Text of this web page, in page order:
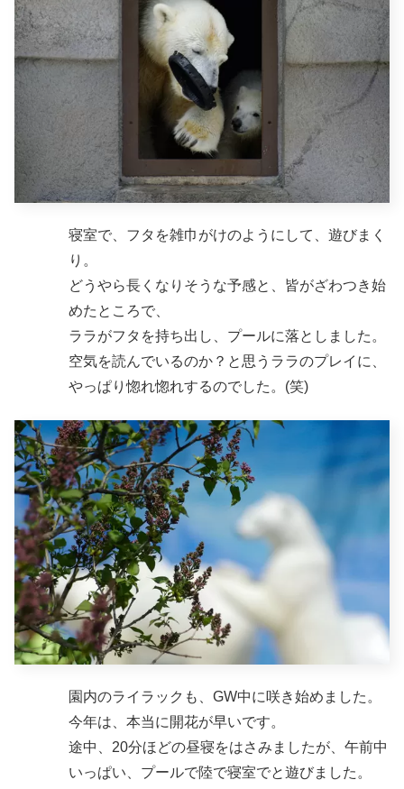
寝室で、フタを雑巾がけのようにして、遊びまく
り。
どうやら長くなりそうな予感と、皆がざわつき始
めたところで、
ララがフタを持ち出し、プールに落としました。
空気を読んでいるのか？と思うララのプレイに、
やっぱり惚れ惚れするのでした。(笑)
園内のライラックも、GW中に咲き始めました。
今年は、本当に開花が早いです。
途中、20分ほどの昼寝をはさみましたが、午前中
いっぱい、プールで陸で寝室でと遊びました。